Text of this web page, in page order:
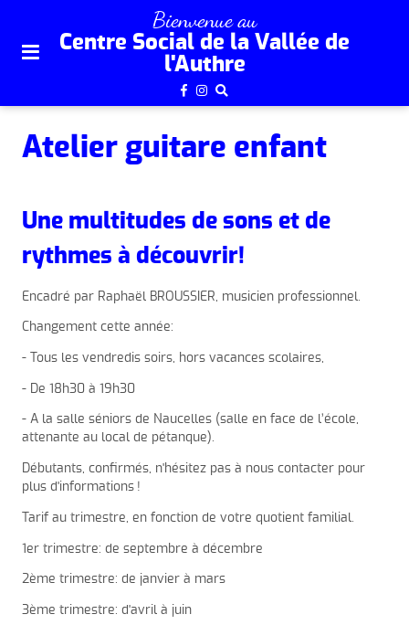
site
aller au
Bienvenue au
Centre Social de la Vallée de
l'Authre
Atelier guitare enfant
Une multitudes de sons et de
rythmes à découvrir!
Encadré par Raphaël BROUSSIER, musicien professionnel.
Changement cette année:
- Tous les vendredis soirs, hors vacances scolaires,
- De 18h30 à 19h30
- A la salle séniors de Naucelles (salle en face de l’école,
attenante au local de pétanque).
Débutants, confirmés, n'hésitez pas à nous contacter pour
plus d'informations !
Tarif au trimestre, en fonction de votre quotient familial.
1er trimestre: de septembre à décembre
2ème trimestre: de janvier à mars
3ème trimestre: d'avril à juin